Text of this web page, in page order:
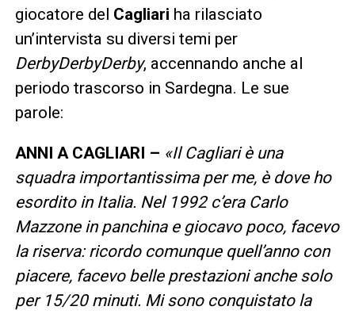
giocatore del Cagliari ha rilasciato
un’intervista su diversi temi per
DerbyDerbyDerby, accennando anche al
periodo trascorso in Sardegna. Le sue
parole:
ANNI A CAGLIARI – «Il Cagliari è una
squadra importantissima per me, è dove ho
esordito in Italia. Nel 1992 c’era Carlo
Mazzone in panchina e giocavo poco, facevo
la riserva: ricordo comunque quell’anno con
piacere, facevo belle prestazioni anche solo
per 15/20 minuti. Mi sono conquistato la